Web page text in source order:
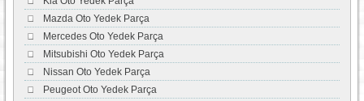
Mazda Oto Yedek Parça
Mercedes Oto Yedek Parça
Mitsubishi Oto Yedek Parça
Nissan Oto Yedek Parça
Peugeot Oto Yedek Parça